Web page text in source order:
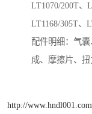
LT1070/200T、
LT1168/305T、
配件明细：气
成、摩擦片、扭
http://www.hndl001.com